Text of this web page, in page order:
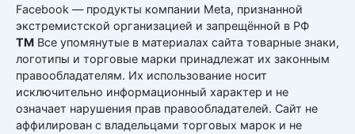
Facebook — продукты компании Meta, признанной
экстремистской организацией и запрещённой в РФ
ТМ Все упомянутые в материалах сайта товарные знаки,
логотипы и торговые марки принадлежат их законным
правообладателям. Их использование носит
исключительно информационный характер и не
означает нарушения прав правообладателей. Сайт не
аффилирован с владельцами торговых марок и не